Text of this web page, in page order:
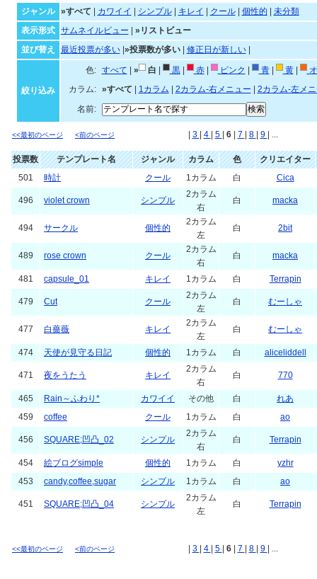
ジャンル »すべて カワイイ シンプル| キレイ クール| 個性的
未分類
表示形式
サムネイルビュー
»リストビュー
並び替え
最近投票が多い| »投票数が多い| 修正日が新しい|
絞り込み
色: すべて » 白 黒| 赤| ピンク 青| 黄|
カラム:
»すべて 1カラム 2カラム-右メニュー
2カラム-左メ
名前:
<<最初のページ <前のページ 3 4 5 6 7 8 9 | ...
投票数 テンプレート名 ジャンル カラム 色
クリエイター
501
時計 クール 1カラム 白 Cica
496 violet crown シンプル
2カラム
右
白 macka
494 サークル 個性的
2カラム
左
白 2bit
489 rose crown クール
2カラム
右
白 macka
481 capsule_01 キレイ 1カラム 白 Terrapin
479 Cut クール
2カラム
左
白 むーしゃ
477 白薔薇 キレイ
2カラム
左
白 むーしゃ
474 天使が見守る日記 個性的 1カラム 白 aliceliddell
471 夜をうたう キレイ
2カラム
右
白 770
465 Rain～ふわり* カワイイ その他 白
れあ
459
coffee クール 1カラム 白 ao
456 SQUARE;凹凸_02 シンプル
2カラム
右
白 Terrapin
454 絵ブログsimple 個性的 1カラム 白
yzhr
453
candy,coffee,sugar シンプル 1カラム 白 ao
451 SQUARE;凹凸_04 シンプル
2カラム
左
白 Terrapin
<<最初のページ <前のページ 3 4 5 6 7 8 9 | ...